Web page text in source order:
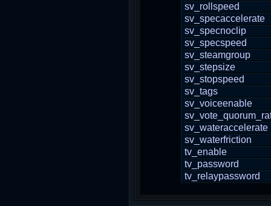
sv_rollspeed
sv_specaccelerate
sv_specnoclip
sv_specspeed
sv_steamgroup
sv_stepsize
sv_stopspeed
sv_tags
sv_voiceenable
sv_wateraccelerate
sv_waterfriction
tv_enable
tv_password
tv_relaypassword